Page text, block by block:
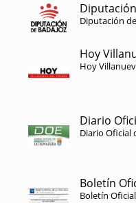
Diputación
Hoy
Hoy
Diario
Diario Oficial
Boletín
Boletín